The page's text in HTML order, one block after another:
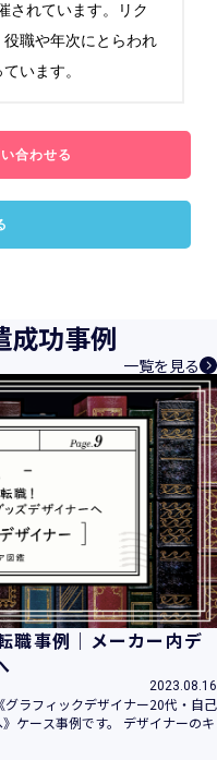
されています。リク
職や年次にとらわれ
います。
合わせる
成功事例
一覧を見る
職事例｜メーカー内デ
2023.08.16
ラフィックデザイナー20代・自己
ケース事例です。 デザイナーのキ